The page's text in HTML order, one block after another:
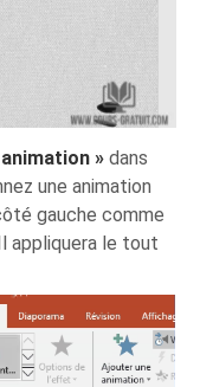
» dans
une animation
gauche comme
appliquera le tout